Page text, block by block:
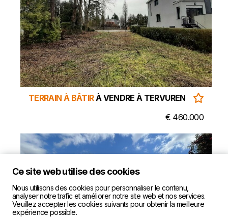
TERRAIN À BÂTIR À VENDRE À TERVUREN
€ 460.000
Ce site web utilise des cookies
Nous utilisons des cookies pour personnaliser le contenu,
analyser notre trafic et améliorer notre site web et nos services.
Veuillez accepter les cookies suivants pour obtenir la meilleure
expérience possible.